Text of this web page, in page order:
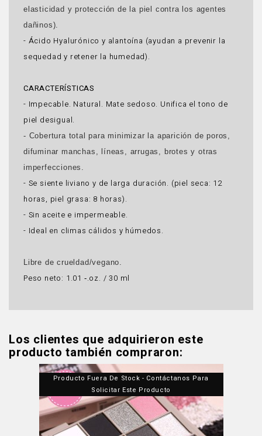
elasticidad y protección de la piel contra los agentes
dañinos).
- Ácido Hyalurónico y alantoína (ayudan a prevenir la
sequedad y retener la humedad).
CARACTERÍSTICAS
- Impecable. Natural. Mate sedoso. Unifica el tono de
piel desigual.
- Cobertura total para minimizar la aparición de poros,
difuminar manchas, líneas, arrugas, brotes y otras
imperfecciones.
- Se siente liviano y de larga duración. (piel seca: 12
horas, piel grasa: 8 horas).
- Sin aceite e impermeable.
- Ideal en climas cálidos y húmedos.
Libre de crueldad/vegano.
Peso neto: 1.01 ‑.oz. / 30 ml
Los clientes que adquirieron este
producto también compraron:
Producto Fuera De Stock - Contáctanos Para
Solicitar Este Producto